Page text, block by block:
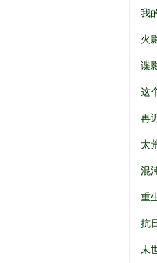
全
我
火
忍
谍
这
矿
再
太
混
重
南
抗
末